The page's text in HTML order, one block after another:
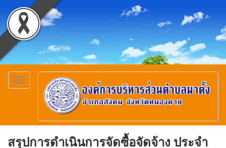
Toggle
navigation
สรุปการดำเนินการจัดซื้อจัดจ้าง ประจำ